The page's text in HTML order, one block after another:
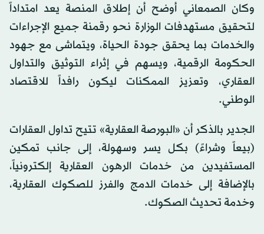
وكان الصمعاني أوضح أن إطلاق المنصة يعد امتداداً
لتحقيق مستهدفات الوزارة نحو رقمنة جميع الإجراءات
والخدمات بما يحقق جودة الحياة، ويتماشى مع جهود
الحكومة الرقمية، ويسهم في إثراء التوثيق والتداول
العقاري، وتعزيز الممكنات ليكون رافداً للاقتصاد
الوطني.
الجدير بالذكر أن «البورصة العقارية» تتيح تداول العقارات
(بيعاً وشراءً) بكل يسر وسهولة، إلى جانب تمكين
المستفيدين من خدمات الرهون العقارية إلكترونياً،
بالإضافة إلى خدمات الدمج والفرز للصكوك العقارية،
وخدمة تحديث الصكوك.